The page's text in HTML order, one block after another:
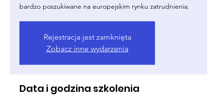
bardzo poszukiwane na europejskim rynku zatrudnienia.
Rejestracja jest zamknięta
Zobacz inne wydarzenia
Data i godzina szkolenia